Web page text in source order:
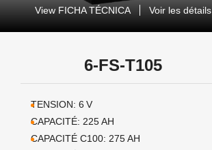
View FICHA TÉCNICA Voir les détails
6-FS-T105
TENSION: 6 V
CAPACITÉ: 225AH
CAPACITÉ C100: 275AH